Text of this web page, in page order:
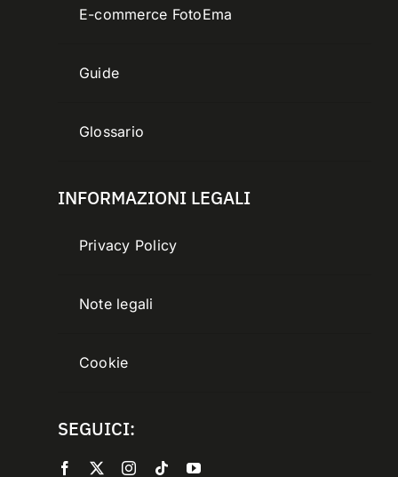
E-commerce FotoEma
Guide
Glossario
INFORMAZIONI LEGALI
Privacy Policy
Note legali
Cookie
SEGUICI: